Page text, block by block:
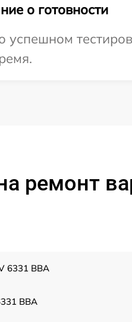
о готовности
ремонт
6331 BBA
BBA